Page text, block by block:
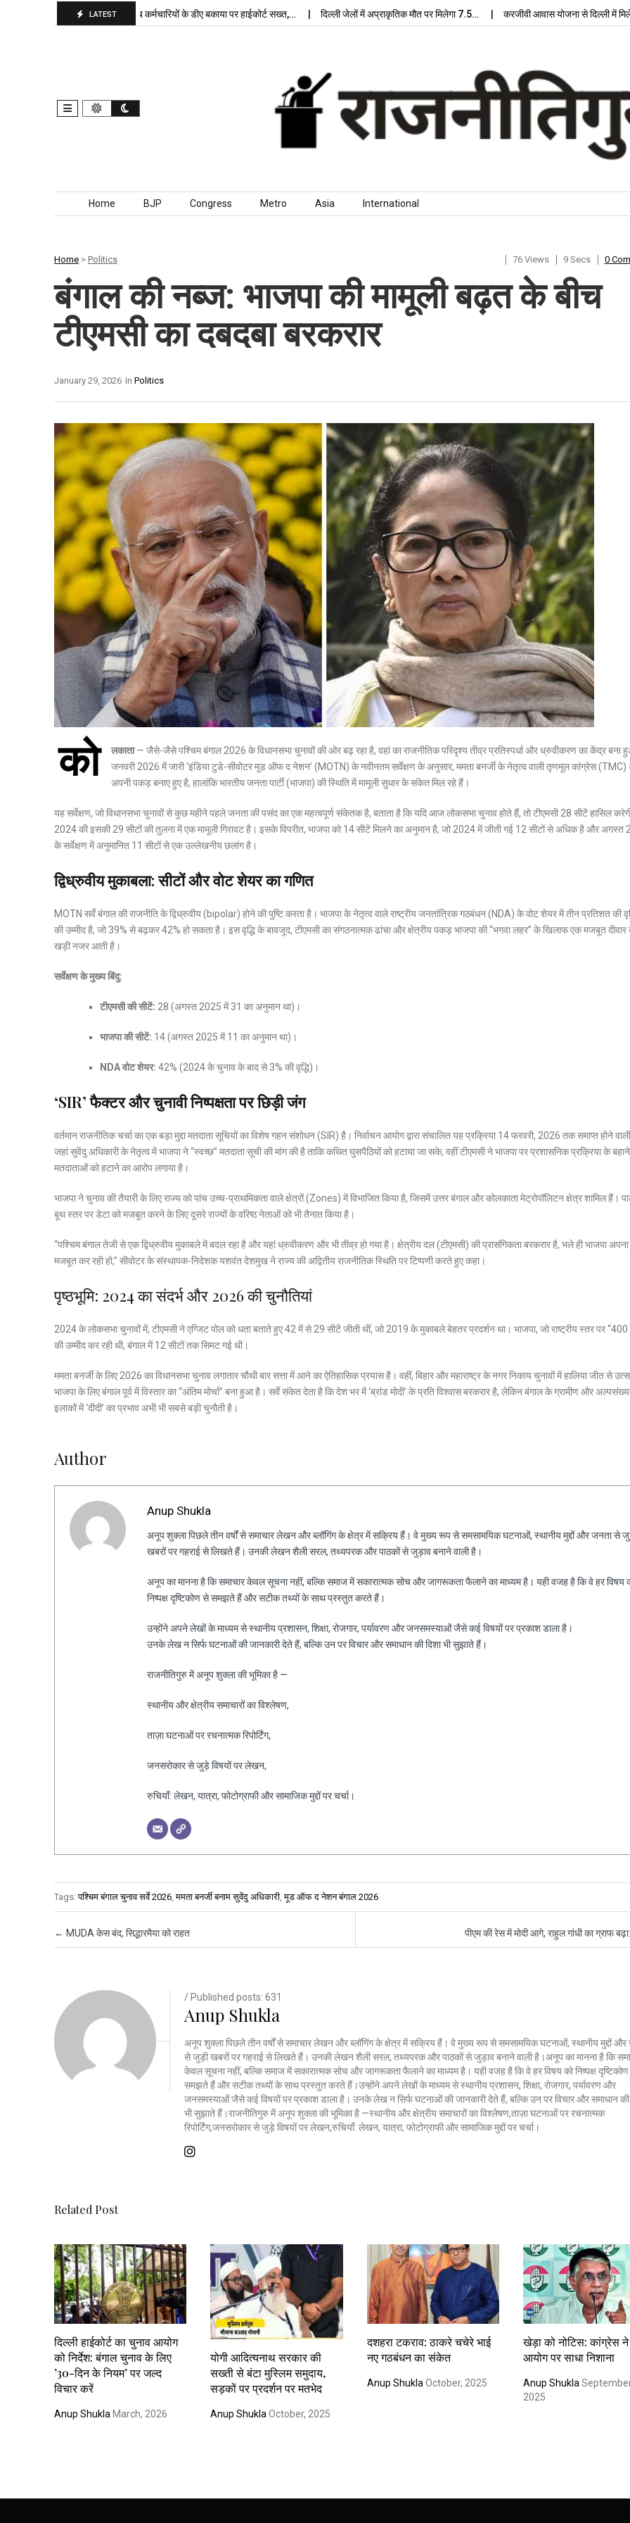
LATEST
पंजाब कर्मचारियों के डीए बकाया पर हाईकोर्ट सख्त,… दिल्ली जेलों में अप्राकृतिक मौत पर मिलेगा 7.5… करजीवी आवास योजना से दिल्ली में मिलेगा
Skip to content
Home BJP Congress Metro Asia International
Home > Politics 76 Views 9 Secs 0
बंगाल की नब्ज: भाजपा की मामूली बढ़त के बीच
टीएमसी का दबदबा बरकरार
In Politics
January 29, 2026
को लकाता— जैसे-जैसे पश्चिम बंगाल 2026 के विधानसभा चुनावों की ओर बढ़ रहा है, वहां का राजनीतिक परिदृश्य तीव्र प्रतिस्पर्धा और ध्रुवीकरण का केंद्र बना
जनवरी 2026 में जारी ‘इंडिया टुडे-सीवोटर मूड ऑफ द नेशन’ (MOTN) के नवीनतम सर्वेक्षण के अनुसार, ममता बनर्जी के नेतृत्व वाली तृणमूल कांग्रेस (TMC)
अपनी पकड़ बनाए हुए है, हालांकि भारतीय जनता पार्टी (भाजपा) की स्थिति में मामूली सुधार के संकेत मिल रहे हैं।
यह सर्वेक्षण, जो विधानसभा चुनावों से कुछ महीने पहले जनता की पसंद का एक महत्वपूर्ण संकेतक है, बताता है कि यदि आज लोकसभा चुनाव होते हैं, तो टीएमसी 28 सीटें हासिल
2024 की इसकी 29 सीटों की तुलना में एक मामूली गिरावट है। इसके विपरीत, भाजपा को 14 सीटें मिलने का अनुमान है, जो 2024 में जीती गई 12 सीटों से अधिक है और अगस्त
के सर्वेक्षण में अनुमानित 11 सीटों से एक उल्लेखनीय छलांग है।
द्विध्रुवीय मुकाबला: सीटों और वोट शेयर का गणित
MOTN सर्वे बंगाल की राजनीति के द्विध्रुवीय (bipolar) होने की पुष्टि करता है। भाजपा के नेतृत्व वाले राष्ट्रीय जनतांत्रिक गठबंधन (NDA) के वोट शेयर में तीन प्रतिशत की
की उम्मीद है, जो 39% से बढ़कर 42% हो सकता है। इस वृद्धि के बावजूद, टीएमसी का संगठनात्मक ढांचा और क्षेत्रीय पकड़ भाजपा की “भगवा लहर” के खिलाफ एक मजबूत दीवार
खड़ी नजर आती है।
सर्वेक्षण के मुख्य बिंदु:
टीएमसी की सीटें: 28 (अगस्त 2025 में 31 का अनुमान था)।
भाजपा की सीटें: 14 (अगस्त 2025 में 11 का अनुमान था)।
NDA वोट शेयर: 42% (2024 के चुनाव के बाद से 3% की वृद्धि)।
‘SIR’ फैक्टर और चुनावी निष्पक्षता पर छिड़ी जंग
वर्तमान राजनीतिक चर्चा का एक बड़ा मुद्दा मतदाता सूचियों का विशेष गहन संशोधन (SIR) है। निर्वाचन आयोग द्वारा संचालित यह प्रक्रिया 14 फरवरी, 2026 तक समाप्त होने
जहां सुवेंदु अधिकारी के नेतृत्व में भाजपा ने “स्वच्छ” मतदाता सूची की मांग की है ताकि कथित घुसपैठियों को हटाया जा सके, वहीं टीएमसी ने भाजपा पर प्रशासनिक प्रक्रिया के
मतदाताओं को हटाने का आरोप लगाया है।
भाजपा ने चुनाव की तैयारी के लिए राज्य को पांच उच्च-प्राथमिकता वाले क्षेत्रों (Zones) में विभाजित किया है, जिसमें उत्तर बंगाल और कोलकाता मेट्रोपॉलिटन क्षेत्र शामिल हैं।
बूथ स्तर पर डेटा को मजबूत करने के लिए दूसरे राज्यों के वरिष्ठ नेताओं को भी तैनात किया है।
“पश्चिम बंगाल तेजी से एक द्विध्रुवीय मुकाबले में बदल रहा है और यहां ध्रुवीकरण और भी तीव्र हो गया है। क्षेत्रीय दल (टीएमसी) की प्रासंगिकता बरकरार है, भले ही भाजपा
मजबूत कर रही हो,” सीवोटर के संस्थापक-निदेशक यशवंत देशमुख ने राज्य की अद्वितीय राजनीतिक स्थिति पर टिप्पणी करते हुए कहा।
पृष्ठभूमि: 2024 का संदर्भ और 2026 की चुनौतियां
2024 के लोकसभा चुनावों में, टीएमसी ने एग्जिट पोल को धता बताते हुए 42 में से 29 सीटें जीती थीं, जो 2019 के मुकाबले बेहतर प्रदर्शन था। भाजपा, जो राष्ट्रीय स्तर पर “400
की उम्मीद कर रही थी, बंगाल में 12 सीटों तक सिमट गई थी।
ममता बनर्जी के लिए 2026 का विधानसभा चुनाव लगातार चौथी बार सत्ता में आने का ऐतिहासिक प्रयास है। वहीं, बिहार और महाराष्ट्र के नगर निकाय चुनावों में हालिया जीत से
भाजपा के लिए बंगाल पूर्व में विस्तार का “अंतिम मोर्चा” बना हुआ है। सर्वे संकेत देता है कि देश भर में ‘ब्रांड मोदी’ के प्रति विश्वास बरकरार है, लेकिन बंगाल के ग्रामीण और
इलाकों में ‘दीदी’ का प्रभाव अभी भी सबसे बड़ी चुनौती है।
Author
Anup Shukla
अनूप शुक्ला पिछले तीन वर्षों से समाचार लेखन और ब्लॉगिंग के क्षेत्र में सक्रिय हैं। वे मुख्य रूप से समसामयिक घटनाओं, स्थानीय मुद्दों और जनता से
खबरों पर गहराई से लिखते हैं। उनकी लेखन शैली सरल, तथ्यपरक और पाठकों से जुड़ाव बनाने वाली है।
अनूप का मानना है कि समाचार केवल सूचना नहीं, बल्कि समाज में सकारात्मक सोच और जागरूकता फैलाने का माध्यम है। यही वजह है कि वे हर विषय
निष्पक्ष दृष्टिकोण से समझते हैं और सटीक तथ्यों के साथ प्रस्तुत करते हैं।
उन्होंने अपने लेखों के माध्यम से स्थानीय प्रशासन, शिक्षा, रोजगार, पर्यावरण और जनसमस्याओं जैसे कई विषयों पर प्रकाश डाला है।
उनके लेख न सिर्फ घटनाओं की जानकारी देते हैं, बल्कि उन पर विचार और समाधान की दिशा भी सुझाते हैं।
राजनीतिगुरु में अनूप शुक्ला की भूमिका है —
स्थानीय और क्षेत्रीय समाचारों का विश्लेषण,
ताज़ा घटनाओं पर रचनात्मक रिपोर्टिंग,
जनसरोकार से जुड़े विषयों पर लेखन,
रुचियाँ: लेखन, यात्रा, फोटोग्राफी और सामाजिक मुद्दों पर चर्चा।
Tags:पश्चिम बंगाल चुनाव सर्वे 2026 ,ममता बनर्जी बनाम सुवेंदु अधिकारी ,मूड ऑफ द नेशन बंगाल 2026
Post navigation
← MUDA केस बंद, सिद्धारमैया को राहत पीएम की रेस में मोदी आगे, राहुल गांधी का ग्राफ
/ Published posts: 631
Anup Shukla
अनूप शुक्ला पिछले तीन वर्षों से समाचार लेखन और ब्लॉगिंग के क्षेत्र में सक्रिय हैं। वे मुख्य रूप से समसामयिक घटनाओं, स्थानीय मुद्दों और
से जुड़ी खबरों पर गहराई से लिखते हैं। उनकी लेखन शैली सरल, तथ्यपरक और पाठकों से जुड़ाव बनाने वाली है।अनूप का मानना है कि
केवल सूचना नहीं, बल्कि समाज में सकारात्मक सोच और जागरूकता फैलाने का माध्यम है। यही वजह है कि वे हर विषय को निष्पक्ष
समझते हैं और सटीक तथ्यों के साथ प्रस्तुत करते हैं।उन्होंने अपने लेखों के माध्यम से स्थानीय प्रशासन, शिक्षा, रोजगार, पर्यावरण और
जनसमस्याओं जैसे कई विषयों पर प्रकाश डाला है। उनके लेख न सिर्फ घटनाओं की जानकारी देते हैं, बल्कि उन पर विचार और समाधान की
भी सुझाते हैं।राजनीतिगुरु में अनूप शुक्ला की भूमिका है —स्थानीय और क्षेत्रीय समाचारों का विश्लेषण,ताज़ा घटनाओं पर रचनात्मक
रिपोर्टिंग,जनसरोकार से जुड़े विषयों पर लेखन,रुचियाँ: लेखन, यात्रा, फोटोग्राफी और सामाजिक मुद्दों पर चर्चा।
Related Post
दिल्ली हाईकोर्ट का चुनाव आयोग
को निर्देश: बंगाल चुनाव के लिए
’30-दिन के नियम’ पर जल्द
विचार करें
Anup Shukla March, 2026
योगी आदित्यनाथ सरकार की
सख्ती से बंटा मुस्लिम समुदाय,
सड़कों पर प्रदर्शन पर मतभेद
Anup Shukla October, 2025
दशहरा टकराव: ठाकरे चचेरे भाई
नए गठबंधन का संकेत
Anup Shukla October, 2025
खेड़ा को नोटिस: कांग्रेस
आयोग पर साधा निशाना
Anup Shukla
2025